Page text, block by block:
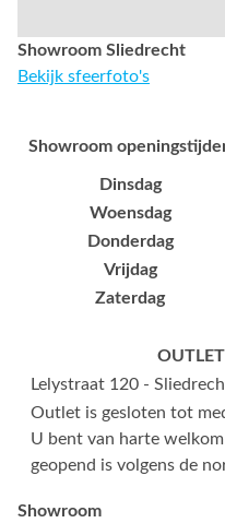
Showroom Sliedrecht
Bekijk sfeerfoto's
Showroom
Dinsdag
Woensdag
Donderdag
Vrijdag
Zaterdag
Lelystraat 120 -
Outlet is gesloten tot
U bent van harte
geopend is volgens de
Showroom